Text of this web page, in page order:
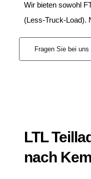
Wir bieten sowohl
(Less-Truck-Load).
Fragen Sie bei
LTL
nach